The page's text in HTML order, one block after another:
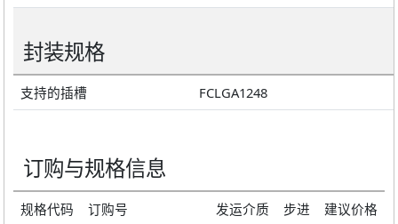
封装规格
支持的插槽 FCLGA1248
订购与规格信息
规格代码 订购号 发运介质 步进
建议价格